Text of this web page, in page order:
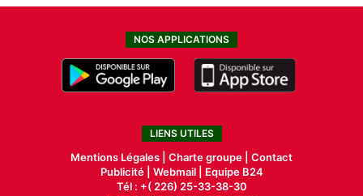
NOS APPLICATIONS
LIENS UTILES
Mentions Légales | Charte groupe | Contact
Publicité| Webmail |
Equipe B24
Tél : +( 226) 25-33-38-30